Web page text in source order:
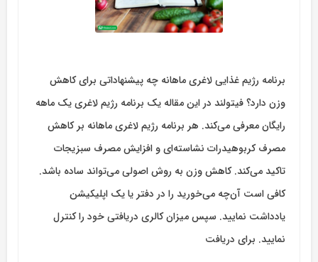
برنامه رژیم غذایی لاغری ماهانه چه پیشنهاداتی برای کاهش
وزن دارد؟ فیتولند در این مقاله یک برنامه رژیم لاغری یک ماهه
رایگان معرفی می‌کند. هر برنامه رژیم لاغری ماهانه بر کاهش
مصرف کربوهیدرات نشاسته‌ای و افزایش مصرف سبزیجات
تاکید می‌کند. کاهش وزن به روش اصولی می‌تواند ساده باشد.
کافی است آن‌چه می‌خورید را در دفتر یا یک اپلیکیشن
یادداشت نمایید. سپس میزان کالری دریافتی خود را کنترل
نمایید. برای دریافت